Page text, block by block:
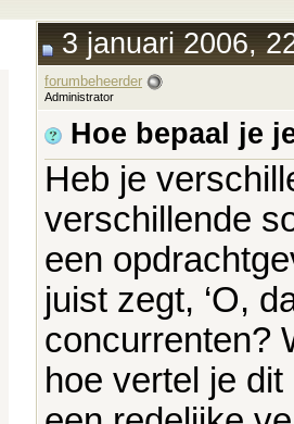
3 januari 2006,
forumbeheerder
Administrator
Hoe bepaal je
Heb je
verschillende
een
juist zegt, ‘O,
concurrenten?
hoe vertel je